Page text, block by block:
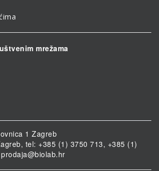
mrežama
1 Zagreb
tel: +385 (1) 3750 713, +385 (1)
prodaja@biolab.hr